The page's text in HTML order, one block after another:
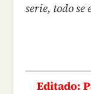
serie, todo
Editado: